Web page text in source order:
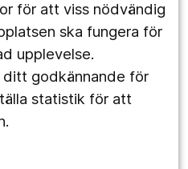
för att viss nödvändig
ska fungera för
upplevelse.
ditt godkännande för
statistik för att